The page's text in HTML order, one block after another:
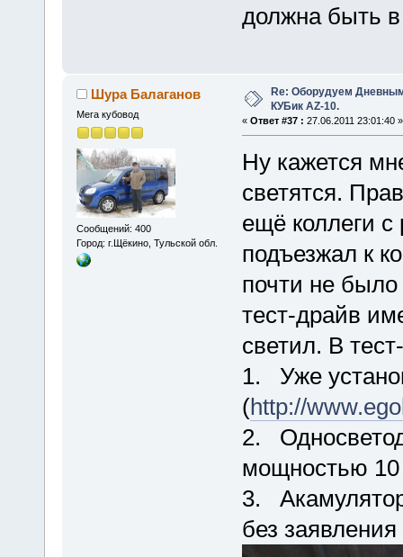
должна быть
Шура Балаганов
Мега кубовод
Сообщений: 400
Город: г.Щёкино, Тульской обл.
Re: Оборудуем
КУБик AZ-10.
« Ответ #37 : 27.06.2011 23:01:40 »
Ну кажется
светятся.
ещё коллеги с
подъезжал к
почти не
тест-драйв
светил. В
1. Уже
(http://
2.
мощностью 10
3.
без